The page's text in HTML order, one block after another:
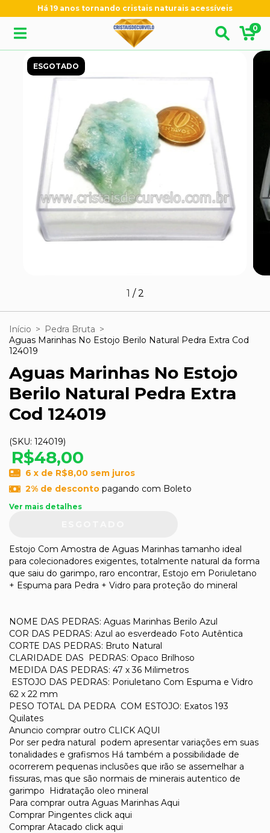
Há 19 anos tornando cristais naturais acessíveis
0
ESGOTADO
1 /2
Início > Pedra Bruta >
Aguas Marinhas No Estojo Berilo Natural Pedra Extra Cod
124019
Aguas Marinhas No Estojo
Berilo Natural Pedra Extra
Cod 124019
(SKU: 124019)
R$48,00
6 x de R$8,00 sem juros
2% de descontopagando com Boleto
Ver mais detalhes
Estojo Com Amostra de Aguas Marinhas tamanho ideal
para colecionadores exigentes, totalmente natural da forma
que saiu do garimpo, raro encontrar, Estojo em Poriuletano
+ Espuma para Pedra + Vidro para proteção do mineral
NOME DAS PEDRAS: Aguas Marinhas Berilo Azul
COR DAS PEDRAS: Azul ao esverdeado Foto Autêntica
CORTE DAS PEDRAS: Bruto Natural
CLARIDADE DAS PEDRAS: Opaco Brilhoso
MEDIDA DAS PEDRAS: 47 x 36 Milimetros
ESTOJO DAS PEDRAS: Poriuletano Com Espuma e Vidro
62 x 22 mm
PESO TOTAL DA PEDRA COM ESTOJO: Exatos 193
Quilates
Anuncio comprar outro CLICK AQUI
Por ser pedra natural podem apresentar variações em suas
tonalidades e grafismos Há também a possibilidade de
ocorrerem pequenas inclusões que irão se assemelhar a
fissuras, mas que são normais de minerais autentico de
garimpo Hidratação oleo mineral
Para comprar outra Aguas Marinhas Aqui
Comprar Pingentes click aqui
Comprar Atacado click aqui